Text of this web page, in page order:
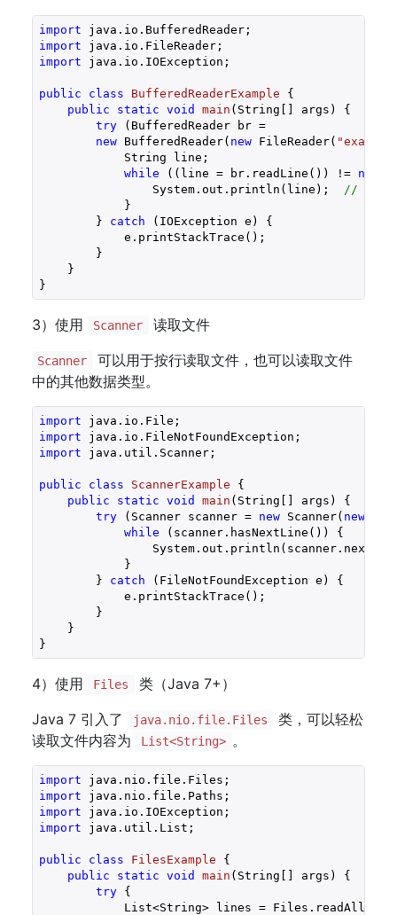
import
import
import java.io.IOException;
public class BufferedReaderExample
{
public
static void main (String[] args)
{
try (BufferedReader br =
new BufferedReader( new FileReader(
            String line;
while ((line = br.readLine()) != null
                System.out.println(line);
// 打印
            }
        }
catch (IOException e) {
            e.printStackTrace();
        }
    }
}
3）使用 Scanner 读取文件
Scanner
可以用于按行读取文件，也可以读取文件
中的其他数据类型。
import
import
import java.util.Scanner;
public class ScannerExample
{
public
static void main (String[] args)
{
try (Scanner scanner = new Scanner( new
while (scanner.hasNextLine()) {
            }
        }
catch (FileNotFoundException e) {
            e.printStackTrace();
        }
    }
4）使用 Files
类（Java 7+）
Java 7 引入了
java.nio.file.Files
类，可以轻松
读取文件内容为
List<String> 。
import
import
import
import java.util.List;
public class FilesExample
{
public
static void main (String[] args)
{
try {
List<String> lines =